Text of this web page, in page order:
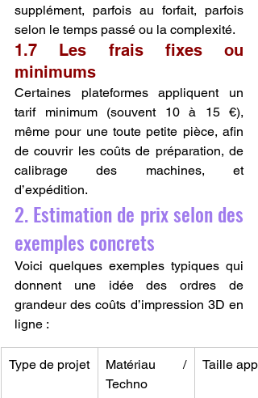
supplément, parfois au forfait, parfois
selon le temps passé ou la complexité.
1.7 Les frais fixes ou
minimums
Certaines plateformes appliquent un
tarif minimum (souvent 10 à 15 €),
même pour une toute petite pièce, afin
de couvrir les coûts de préparation, de
calibrage des machines, et
d’expédition.
2. Estimation de prix selon des
exemples concrets
Voici quelques exemples typiques qui
donnent une idée des ordres de
grandeur des coûts d’impression 3D en
ligne :
Type de projet
Matériau /
Techno
Taille